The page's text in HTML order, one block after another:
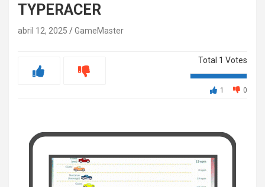
TYPERACER
abril 12, 2025 GameMaster
Total 1 Votes
0
1